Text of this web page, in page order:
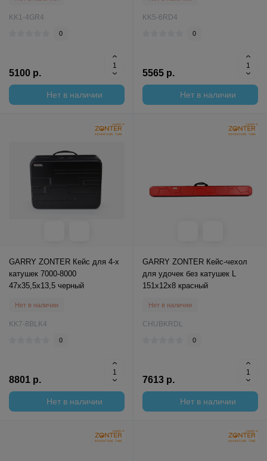
KK1-4GR4
0
5100 р.
Нет в наличии
KK5-6RD4
0
5565 р.
Нет в наличии
GARRY ZONTER Кейс для 4-х
катушек 7000-8000
47x35,5x13,5 черный
Нет в наличии
KK7-8BLK4
0
8801 р.
Нет в наличии
GARRY ZONTER Кейс-чехол
для удочек без катушек L
151x12x8 красный
Нет в наличии
CHUBKRDL
0
7613 р.
Нет в наличии